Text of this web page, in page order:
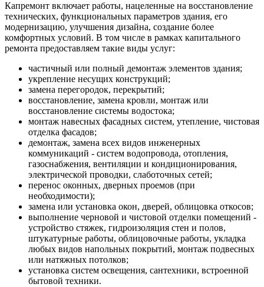
Капремонт включает работы, нацеленные на восстановление
технических, функциональных параметров здания, его
модернизацию, улучшения дизайна, создание более
комфортных условий. В том числе в рамках капитального
ремонта предоставляем такие виды услуг:
частичный или полный демонтаж элементов здания;
укрепление несущих конструкций;
замена перегородок, перекрытий;
восстановление, замена кровли, монтаж или
восстановление системы водостока;
монтаж навесных фасадных систем, утепление, чистовая
отделка фасадов;
демонтаж, замена всех видов инженерных
коммуникаций - систем водопровода, отопления,
газоснабжения, вентиляции и кондиционирования,
электрической проводки, слаботочных сетей;
перенос оконных, дверных проемов (при
необходимости);
замена или установка окон, дверей, облицовка откосов;
выполнение черновой и чистовой отделки помещений -
устройство стяжек, гидроизоляция стен и полов,
штукатурные работы, облицовочные работы, укладка
любых видов напольных покрытий, монтаж подвесных
или натяжных потолков;
установка систем освещения, сантехники, встроенной
бытовой техники.